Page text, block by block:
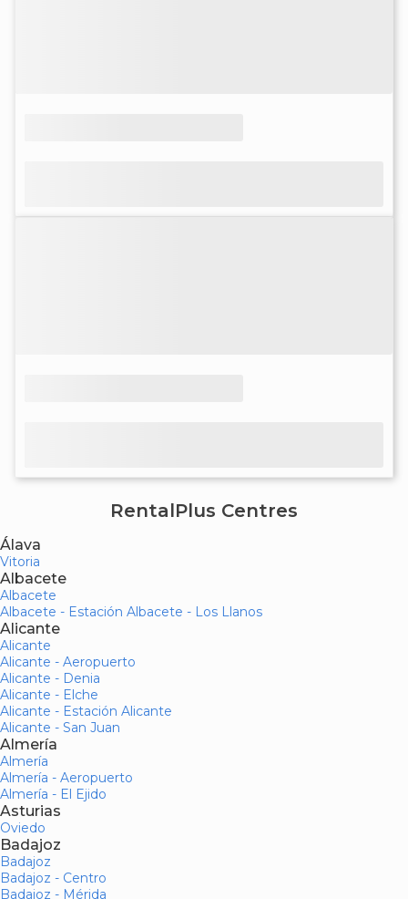
RentalPlus Centres
Álava
Vitoria
Albacete
Albacete
Albacete - Estación Albacete - Los Llanos
Alicante
Alicante
Alicante - Aeropuerto
Alicante - Denia
Alicante - Elche
Alicante - Estación Alicante
Alicante - San Juan
Almería
Almería
Almería - Aeropuerto
Almería - El Ejido
Asturias
Oviedo
Badajoz
Badajoz
Badajoz - Centro
Badajoz - Mérida